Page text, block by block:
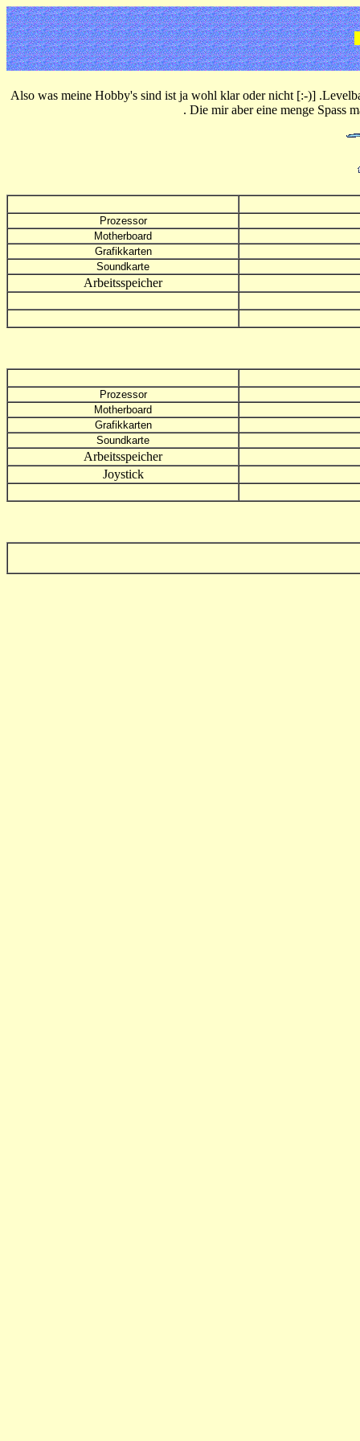
Also was meine Hobby's sind ist ja wohl klar oder nicht [:-)]
. Die mir aber eine menge Spass
Prozessor
Motherboard
Grafikkarten
Soundkarte
Arbeitsspeicher
Prozessor
Motherboard
Grafikkarten
Soundkarte
Arbeitsspeicher
Joystick